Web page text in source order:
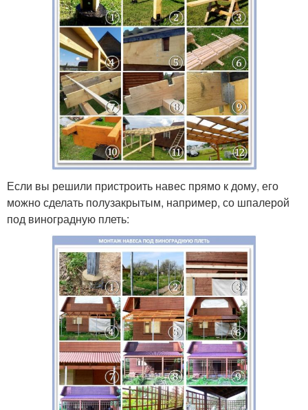
Если вы решили пристроить навес прямо к дому, его
можно сделать полузакрытым, например, со шпалерой
под виноградную плеть: